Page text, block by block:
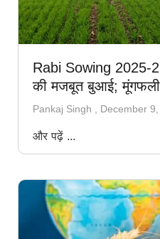
Rabi Sowing 2025-
की मजबूत बुआई; मूंगफली
Pankaj Singh December
और पढ़ें ...